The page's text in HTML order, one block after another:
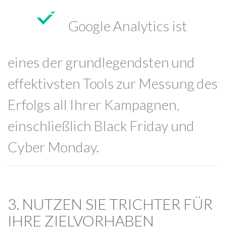
Google Analytics ist
eines der grundlegendsten und
effektivsten Tools zur Messung des
Erfolgs all Ihrer Kampagnen,
einschließlich Black Friday und
Cyber Monday.
3. NUTZEN SIE TRICHTER FÜR
IHRE ZIELVORHABEN